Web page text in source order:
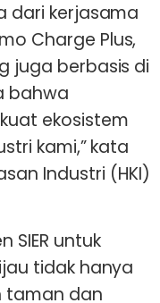
dari kerjasama
Charge Plus,
juga berbasis di
bahwa
ekosistem
kami,” kata
Industri (HKI)
SIER untuk
tidak hanya
taman dan